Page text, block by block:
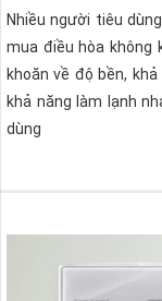
Nhiều người tiêu
mua điều hòa không
khoăn về độ bền,
khả năng làm lạnh
dùng